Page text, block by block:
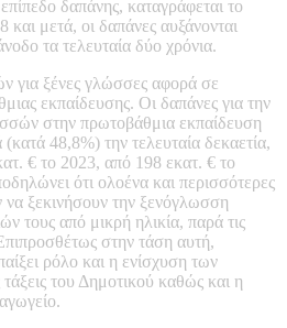
δαπάνης, καταγράφεται το
μετά, οι δαπάνες αυξάνονται
τα τελευταία δύο χρόνια.
για ξένες γλώσσες αφορά σε
εκπαίδευσης. Οι δαπάνες για την
στην πρωτοβάθμια εκπαίδευση
48,8%) την τελευταία δεκαετία,
€ το 2023, από 198 εκατ. € το
ότι ολοένα και περισσότερες
να ξεκινήσουν την ξενόγλωσση
τους από μικρή ηλικία, παρά τις
στην τάση αυτή,
ρόλο και η ενίσχυση των
του Δημοτικού καθώς και η